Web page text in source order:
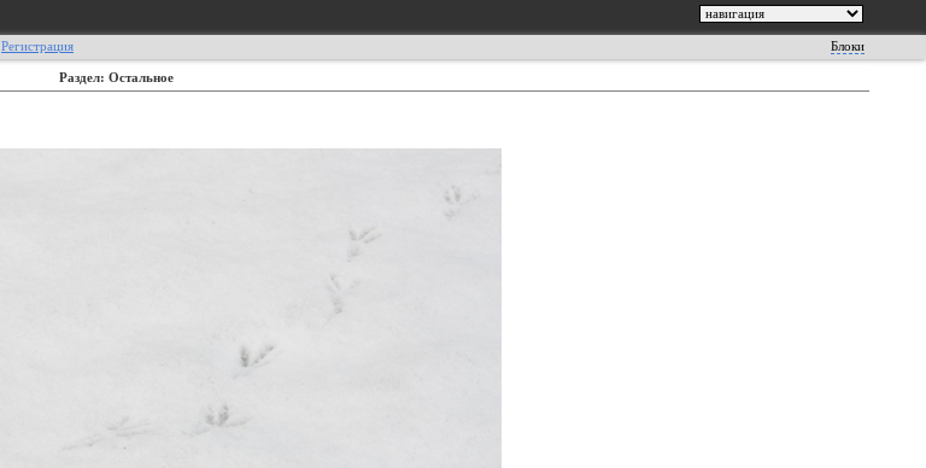
Регистрация Блоки
Раздел: Остальное